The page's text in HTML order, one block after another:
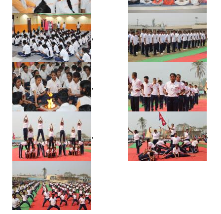
, ,
, ,
, ,